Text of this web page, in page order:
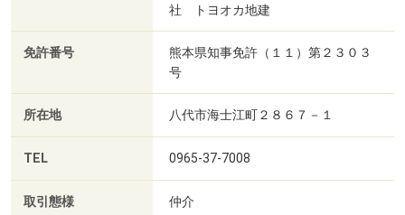
社 トヨオカ地建
免許番号
熊本県知事免許（１１）第２３０３
号
所在地 八代市海士江町２８６７－１
TEL 0965-37-7008
取引態様 仲介